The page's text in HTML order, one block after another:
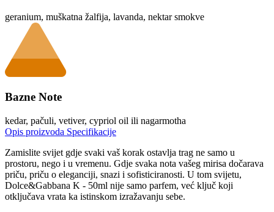
geranium, muškatna žalfija, lavanda, nektar smokve
Bazne Note
kedar, pačuli, vetiver, cypriol oil ili nagarmotha
Opis proizvoda Specifikacije
Zamislite svijet gdje svaki vaš korak ostavlja trag ne samo u
prostoru, nego i u vremenu. Gdje svaka nota vašeg mirisa dočarava
priču, priču o eleganciji, snazi i sofisticiranosti. U tom svijetu,
Dolce&Gabbana K - 50ml nije samo parfem, već ključ koji
otključava vrata ka istinskom izražavanju sebe.